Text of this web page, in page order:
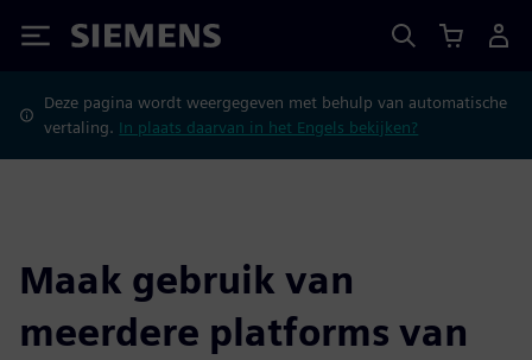
Siemens
Deze pagina wordt weergegeven met behulp van automatische
vertaling. In plaats daarvan in het Engels bekijken?
Maak gebruik van
meerdere platforms van